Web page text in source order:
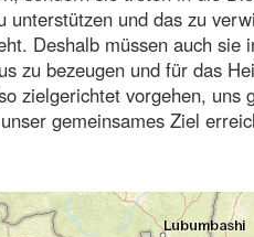
unterstützen und das zu
Deshalb müssen auch sie
zu bezeugen und für das
zielgerichtet vorgehen, uns
gemeinsames Ziel